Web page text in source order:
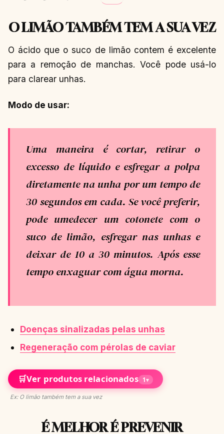
ROER
CONTINUAR
LENDO →
O LIMÃO TAMBÉM TEM A SUA VEZ
O ácido que o suco de limão contem é excelente
para a remoção de manchas. Você pode usá-lo
para clarear unhas.
Modo de usar:
Uma maneira é cortar, retirar o
excesso de líquido e esfregar a polpa
diretamente na unha por um tempo de
30 segundos em cada. Se você preferir,
pode umedecer um cotonete com o
suco de limão, esfregar nas unhas e
deixar de 10 a 30 minutos. Após esse
tempo enxaguar com água morna.
Doenças sinalizadas pelas unhas
Regeneração com pérolas de caviar
🛒Ver produtos relacionados 1▾
Ex: O limão também tem a sua vez
É MELHOR É PREVENIR